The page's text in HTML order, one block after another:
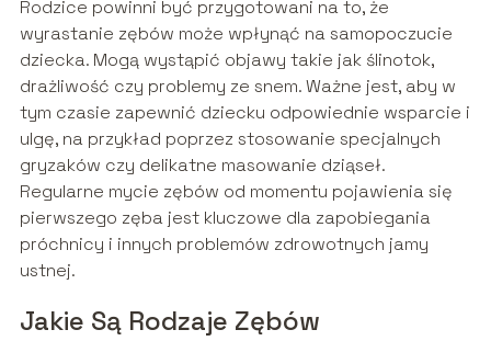
Rodzice powinni być przygotowani na to, że
wyrastanie zębów może wpłynąć na samopoczucie
dziecka. Mogą wystąpić objawy takie jak ślinotok,
drażliwość czy problemy ze snem. Ważne jest, aby w
tym czasie zapewnić dziecku odpowiednie wsparcie i
ulgę, na przykład poprzez stosowanie specjalnych
gryzaków czy delikatne masowanie dziąseł.
Regularne mycie zębów od momentu pojawienia się
pierwszego zęba jest kluczowe dla zapobiegania
próchnicy i innych problemów zdrowotnych jamy
ustnej.
Jakie Są Rodzaje Zębów